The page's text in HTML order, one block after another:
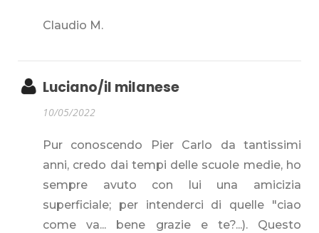
Claudio M.
Luciano/il milanese
10/05/2022
Pur conoscendo Pier Carlo da tantissimi
anni, credo dai tempi delle scuole medie, ho
sempre avuto con lui una amicizia
superficiale; per intenderci di quelle "ciao
come va... bene grazie e te?...). Questo